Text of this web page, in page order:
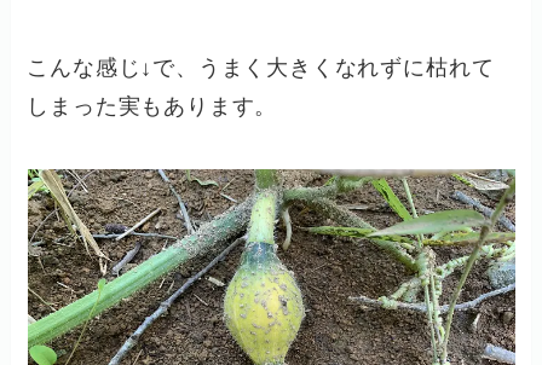
こんな感じ↓で、うまく大きくなれずに枯れて
しまった実もあります。